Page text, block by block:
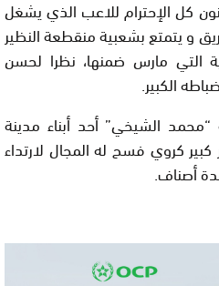
كل الإحترام للاعب الذي يشغل
و يتمتع بشعبية منقطعة النظير
التي مارس ضمنها، نظرا لحسن
الكبير.
“محمد الشيخي” أحد أبناء مدينة
كروي فسح له المجال لارتداء
أصناف.